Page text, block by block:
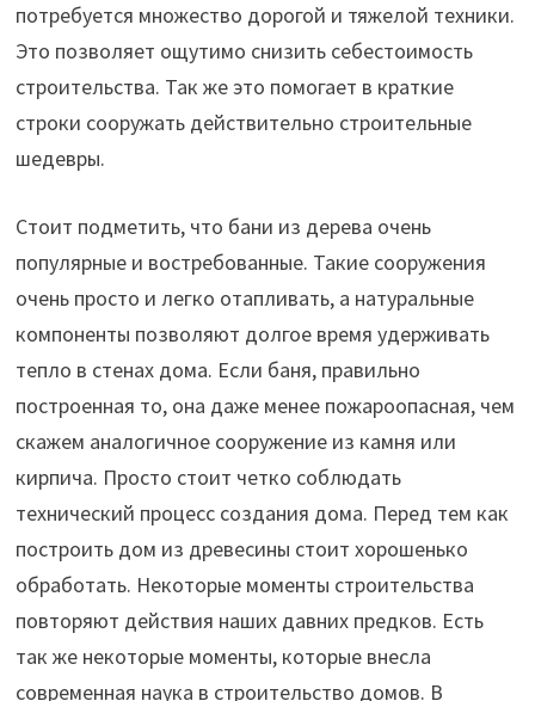
потребуется множество дорогой и тяжелой техники.
Это позволяет ощутимо снизить себестоимость
строительства. Так же это помогает в краткие
строки сооружать действительно строительные
шедевры.
Стоит подметить, что бани из дерева очень
популярные и востребованные. Такие сооружения
очень просто и легко отапливать, а натуральные
компоненты позволяют долгое время удерживать
тепло в стенах дома. Если баня, правильно
построенная то, она даже менее пожароопасная, чем
скажем аналогичное сооружение из камня или
кирпича. Просто стоит четко соблюдать
технический процесс создания дома. Перед тем как
построить дом из древесины стоит хорошенько
обработать. Некоторые моменты строительства
повторяют действия наших давних предков. Есть
так же некоторые моменты, которые внесла
современная наука в строительство домов. В